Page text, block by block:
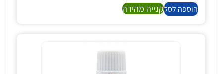
הוספה לסלקנייה מהירה